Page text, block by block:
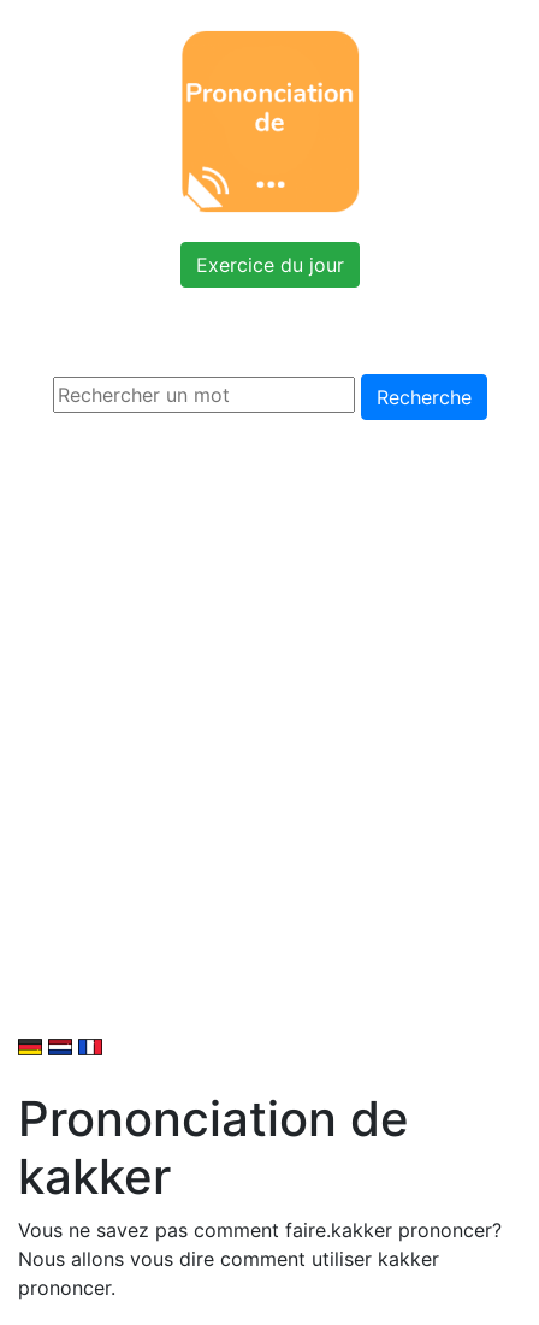
Exercice du jour
Recherche
Prononciation de
kakker
Vous ne savez pas comment faire.kakker prononcer?
Nous allons vous dire comment utiliser kakker
prononcer.